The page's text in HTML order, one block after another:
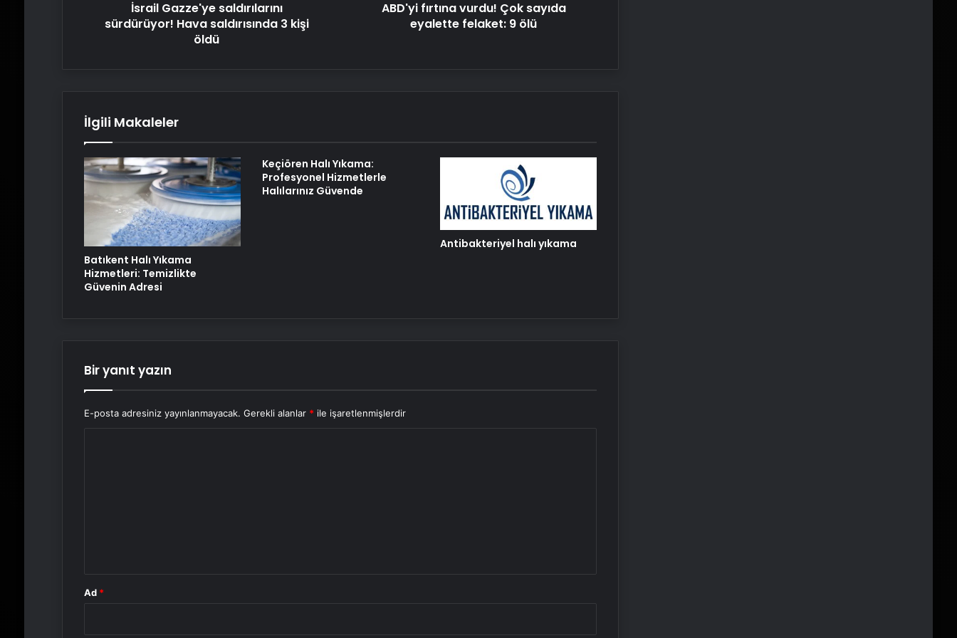
Petmona : Kedi Maması ve Köpek
Eşya Depolama ile Güvenli ve
İklimlendirmeli Saklama Rehberi
Ortopodoloji İle Diyabetik Ayak
Yarası Tedavisi
İsrail Gazze'ye saldırılarını
sürdürüyor! Hava saldırısında 3 kişi
öldü
ABD'yi fırtına vurdu! Çok sayıda
eyalette felaket: 9 ölü
İlgili Makaleler
Batıkent Halı Yıkama
Hizmetleri: Temizlikte
Güvenin Adresi
Keçiören Halı Yıkama:
Profesyonel Hizmetlerle
Halılarınız Güvende
Antibakteriyel halı yıkama
Bir yanıt yazın
E-posta adresiniz yayınlanmayacak. Gerekli alanlar * ile işaretlenmişlerdir
Ad *